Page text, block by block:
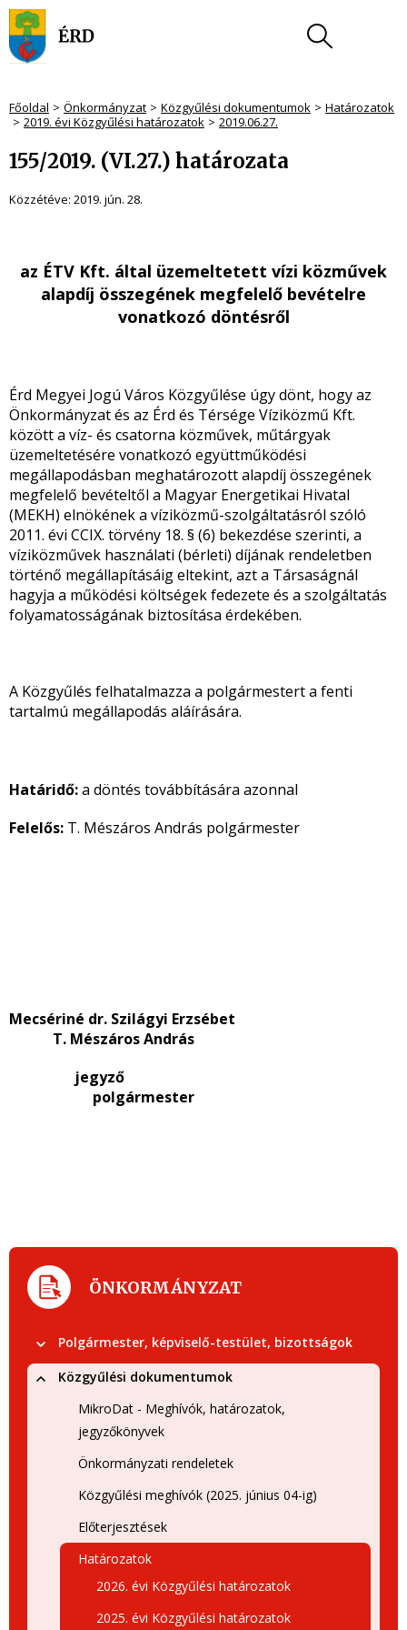
Főoldal Önkormányzat Közgyűlési dokumentumok
Határozatok
2019. évi Közgyűlési határozatok
2019.06.27.
155/2019. (VI.27.) határozata
Közzétéve: 2019. jún. 28.
az ÉTV Kft. által üzemeltetett vízi közművek
alapdíj összegének megfelelő bevételre
vonatkozó döntésről
Érd Megyei Jogú Város Közgyűlése úgy dönt, hogy az
Önkormányzat és az Érd és Térsége Víziközmű Kft.
között a víz- és csatorna közművek, műtárgyak
üzemeltetésére vonatkozó együttműködési
megállapodásban meghatározott alapdíj összegének
megfelelő bevételtől a Magyar Energetikai Hivatal
(MEKH) elnökének a víziközmű-szolgáltatásról szóló
2011. évi CCIX. törvény 18. § (6) bekezdése szerinti, a
víziközművek használati (bérleti) díjának rendeletben
történő megállapításáig eltekint, azt a Társaságnál
hagyja a működési költségek fedezete és a szolgáltatás
folyamatosságának biztosítása érdekében.
A Közgyűlés felhatalmazza a polgármestert a fenti
tartalmú megállapodás aláírására.
Határidő:a döntés továbbítására azonnal
Felelős: T. Mészáros András polgármester
Mecsériné dr. Szilágyi Erzsébet
T. Mészáros András
jegyző
polgármester
ÖNKORMÁNYZAT
Polgármester, képviselő-testület, bizottságok
Közgyűlési dokumentumok
MikroDat - Meghívók, határozatok,
jegyzőkönyvek
Önkormányzati rendeletek
Közgyűlési meghívók (2025. június 04-ig)
Előterjesztések
Határozatok
2026. évi Közgyűlési határozatok
2025. évi Közgyűlési határozatok